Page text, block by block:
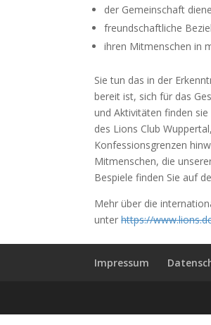
der Gemeinschaft
freundschaftliche
ihren Mitmenschen in
Sie tun das in der
bereit ist, sich für das
und Aktivitäten finden
des Lions Club
Konfessionsgrenzen
Mitmenschen, die
Bespiele finden Sie auf
Mehr über die
unterhttps://
Impressum